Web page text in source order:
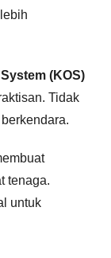
(KOS)
Tidak
tenaga.
untuk